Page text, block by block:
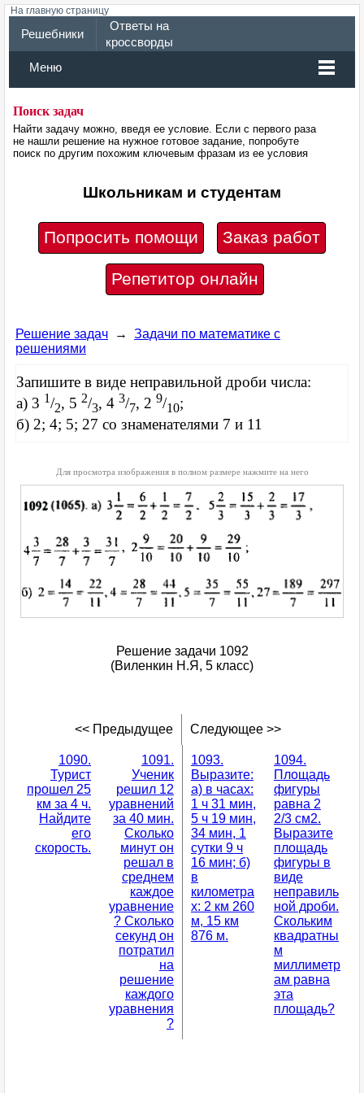
На главную страницу
Решебники
Ответы на
кроссворды
Меню
Поиск задач
Найти задачу можно, введя ее условие. Если с первого раза
не нашли решение на нужное готовое задание, попробуте
поиск по другим похожим ключевым фразам из ее условия
Школьникам и студентам
Попросить помощи Заказ работ
Репетитор онлайн
Решение задач → Задачи по математике с
решениями
Запишите в виде неправильной дроби числа:
а) 3 1/2, 5 2/3, 4 3/7, 2 9/10;
б) 2; 4; 5; 27 со знаменателями 7 и 11
Для просмотра изображения в полном размере нажмите на него
Решение задачи 1092
(Виленкин Н.Я, 5 класс)
<< Предыдущее Следующее >>
1090.
Турист
прошел 25
км за 4 ч.
Найдите
его
скорость.
1091.
Ученик
решил 12
уравнений
за 40 мин.
Сколько
минут он
решал в
среднем
каждое
уравнение
? Сколько
секунд он
потратил
на
решение
каждого
уравнения
?
1093.
Выразите:
а) в часах:
1 ч 31 мин,
5 ч 19 мин,
34 мин, 1
сутки 9 ч
16 мин; б)
в
километра
х: 2 км 260
м, 15 км
876 м.
1094.
Площадь
фигуры
равна 2
2/3 см2.
Выразите
площадь
фигуры в
виде
неправиль
ной дроби.
Скольким
квадратны
м
миллиметр
ам равна
эта
площадь?